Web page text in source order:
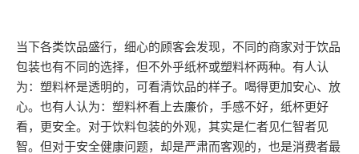
当下各类饮品盛行，细心的顾客会发现，不同的商家对于饮品
包装也有不同的选择，但不外乎纸杯或塑料杯两种。有人认
为：塑料杯是透明的，可看清饮品的样子。喝得更加安心、放
心。也有人认为：塑料杯看上去廉价，手感不好，纸杯更好
看，更安全。对于饮料包装的外观，其实是仁者见仁智者见
智。但对于安全健康问题，却是严肃而客观的，也是消费者最